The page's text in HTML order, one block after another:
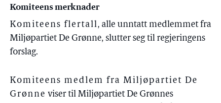
Komiteens merknader
Komiteens flertall, alle unntatt medlemmet fra
Miljøpartiet De Grønne, slutter seg til regjeringens
forslag.
Komiteens medlem fra Miljøpartiet De
Grønne viser til Miljøpartiet De Grønnes